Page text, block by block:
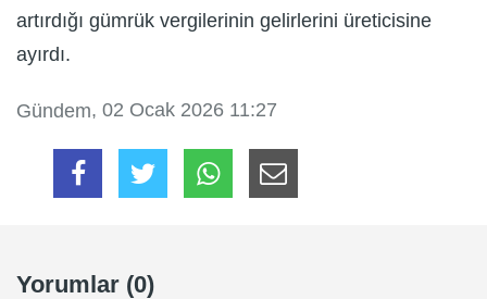
artırdığı gümrük vergilerinin gelirlerini üreticisine
ayırdı.
Gündem, 02 Ocak 2026 11:27
Yorumlar (0)